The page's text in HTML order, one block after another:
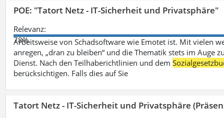
POE: "Tatort Netz - IT-Sicherheit und Privatsphäre"
Relevanz:
78%
Arbeitsweise von Schadsoftware wie Emotet ist. Mit vielen
anregen, „dran zu bleiben“ und die Thematik stets im
Dienst. Nach den Teilhaberichtlinien und dem
berücksichtigen. Falls dies auf Sie
Tatort Netz - IT-Sicherheit und Privatsphäre